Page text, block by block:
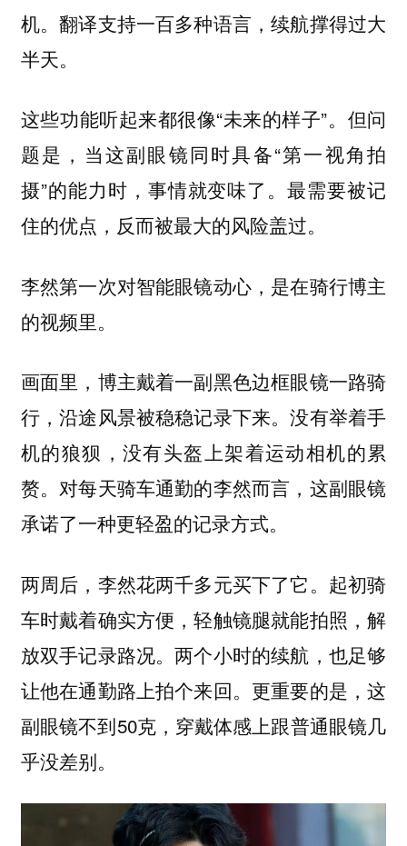
机。翻译支持一百多种语言，续航撑得过大
半天。
这些功能听起来都很像“未来的样子”。但问
题是，当这副眼镜同时具备“第一视角拍
摄”的能力时，事情就变味了。最需要被记
住的优点，反而被最大的风险盖过。
李然第一次对智能眼镜动心，是在骑行博主
的视频里。
画面里，博主戴着一副黑色边框眼镜一路骑
行，沿途风景被稳稳记录下来。没有举着手
机的狼狈，没有头盔上架着运动相机的累
赘。对每天骑车通勤的李然而言， 这副眼镜
承诺了一种更轻盈的记录方式。
两周后，李然花两千多元买下了它。起初骑
车时戴着确实方便，轻触镜腿就能拍照，解
放双手记录路况。两个小时的续航，也足够
让他在通勤路上拍个来回。更重要的是，这
副眼镜不到50克，穿戴体感上跟普通眼镜几
乎没差别。